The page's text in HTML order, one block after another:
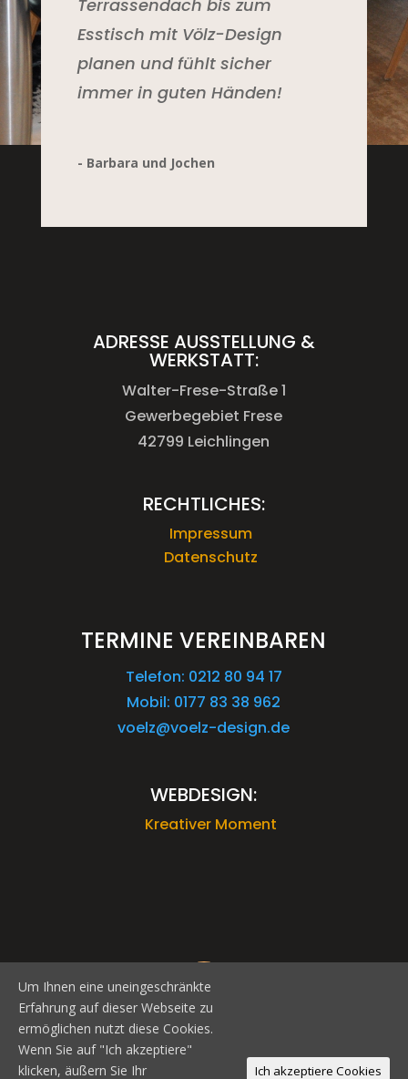
Terrassendach bis zum
Esstisch mit Völz-Design
planen und fühlt sicher
immer in guten Händen!
- Barbara und Jochen
ADRESSE AUSSTELLUNG &
WERKSTATT:
Walter-Frese-Straße 1
Gewerbegebiet Frese
42799 Leichlingen
RECHTLICHES:
Impressum
Datenschutz
TERMINE VEREINBAREN
Telefon: 0212 80 94 17
Mobil: 0177 83 38 962
voelz@voelz-design.de
WEBDESIGN:
Kreativer Moment
Um Ihnen eine uneingeschränkte
Erfahrung auf dieser Webseite zu
ermöglichen nutzt diese Cookies.
Wenn Sie auf "Ich akzeptiere"
klicken, äußern Sie Ihr
Ich akzeptiere Cookies